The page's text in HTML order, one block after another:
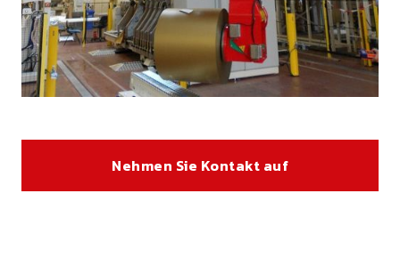
Nehmen Sie Kontakt auf